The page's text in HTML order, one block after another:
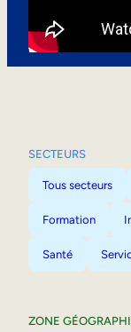
SECTEURS
Tous secteurs
Formation
Santé
ZONE